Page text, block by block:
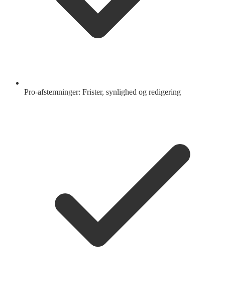
Pro-afstemninger: Frister, synlighed og redigering